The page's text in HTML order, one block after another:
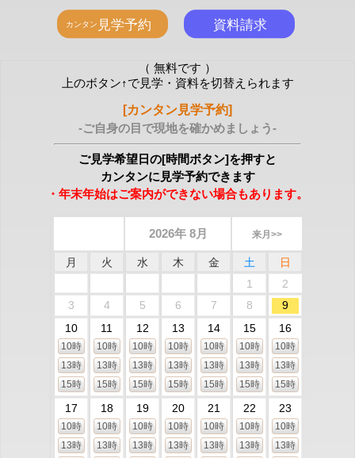
（ 無料です ）
上のボタン↑で見学・資料を切替えられます
[カンタン見学予約]
-ご自身の目で現地を確かめましょう-
ご見学希望日の[時間ボタン]を押すと
カンタンに見学予約できます
・年末年始はご案内ができない場合もあります。
2026年 8月 来月>>
月 火 水 木 金 土
日
1
2
3
4 5 6 7 8
9
10
10時
13時
15時
11
10時
13時
15時
12
10時
13時
15時
13
10時
13時
15時
14
10時
13時
15時
15
10時
13時
15時
16
10時
13時
15時
17
10時
13時
18
10時
13時
19
10時
13時
20
10時
13時
21
10時
13時
22
10時
13時
23
10時
13時